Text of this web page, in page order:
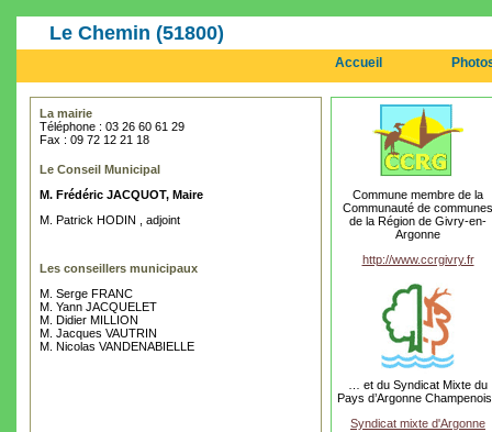
Le Chemin (51800)
Accueil
La mairie
Téléphone : 03 26 60 61 29
Fax : 09 72 12 21 18
Le Conseil Municipal
M. Frédéric JACQUOT, Maire
M. Patrick HODIN , adjoint
Les conseillers municipaux
M. Serge FRANC
M. Yann JACQUELET
M. Didier MILLION
M. Jacques VAUTRIN
M. Nicolas VANDENABIELLE
Commune membre de la
Communauté de communes
de la Région de Givry-en-
Argonne
http://www.ccrgivry.fr
… et du Syndicat Mixte du
Pays d’Argonne
Syndicat mixte d'Argonne